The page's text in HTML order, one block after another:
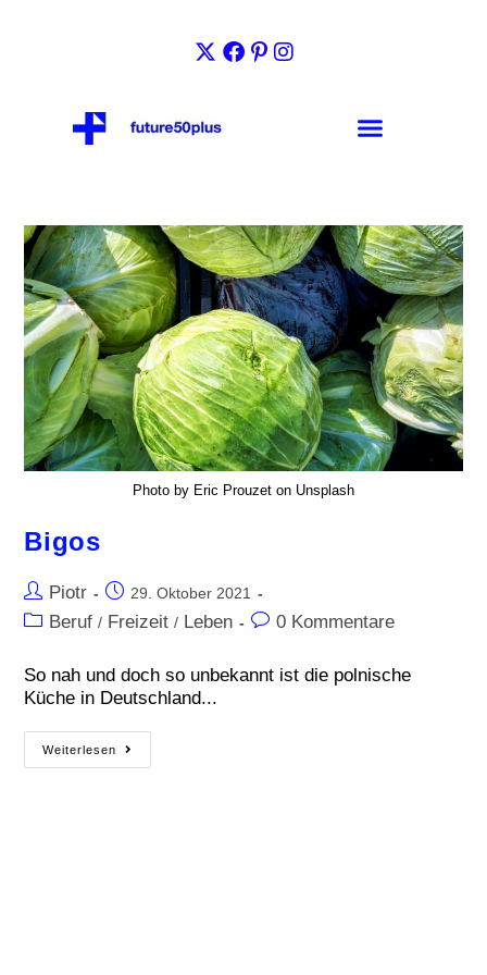
Photo by Eric Prouzet on Unsplash
Bigos
Piotr 29. Oktober 2021
Beruf / Freizeit / Leben 0 Kommentare
So nah und doch so unbekannt ist die polnische
Küche in Deutschland...
Weiterlesen